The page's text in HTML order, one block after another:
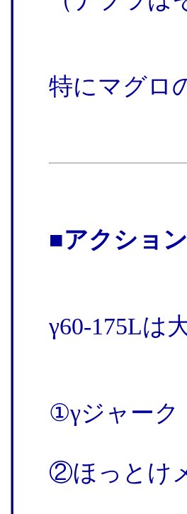
特にマグロ
■アクション
γ60-175Lは
①γジャーク
②ほっとけ